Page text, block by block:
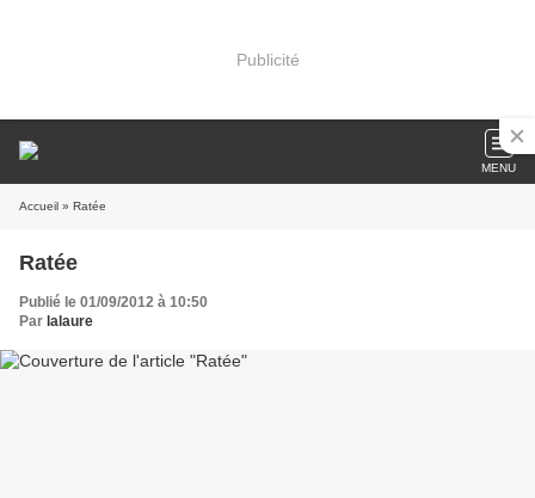
Publicité
MENU
Accueil » Ratée
Ratée
Publié le 01/09/2012 à 10:50
Par lalaure